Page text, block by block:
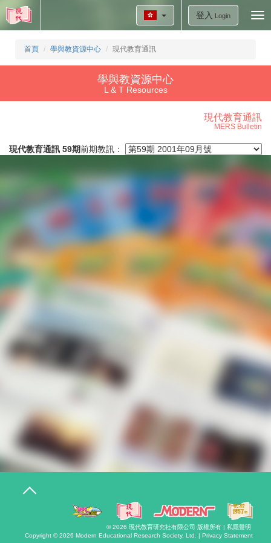
登入 Login
首頁 學與教資源中心 現代教育通訊
學與教資源中心
L & T Resources
現代教育通訊
MERS Bulletin
現代教育通訊 59期前期教訊：
T
n
© 2026 現代教育研究社有限公司 ·版權所有 | 私隱聲明
Copyright © 2026 Modern Educational Research Society, Ltd. | Privacy Statement